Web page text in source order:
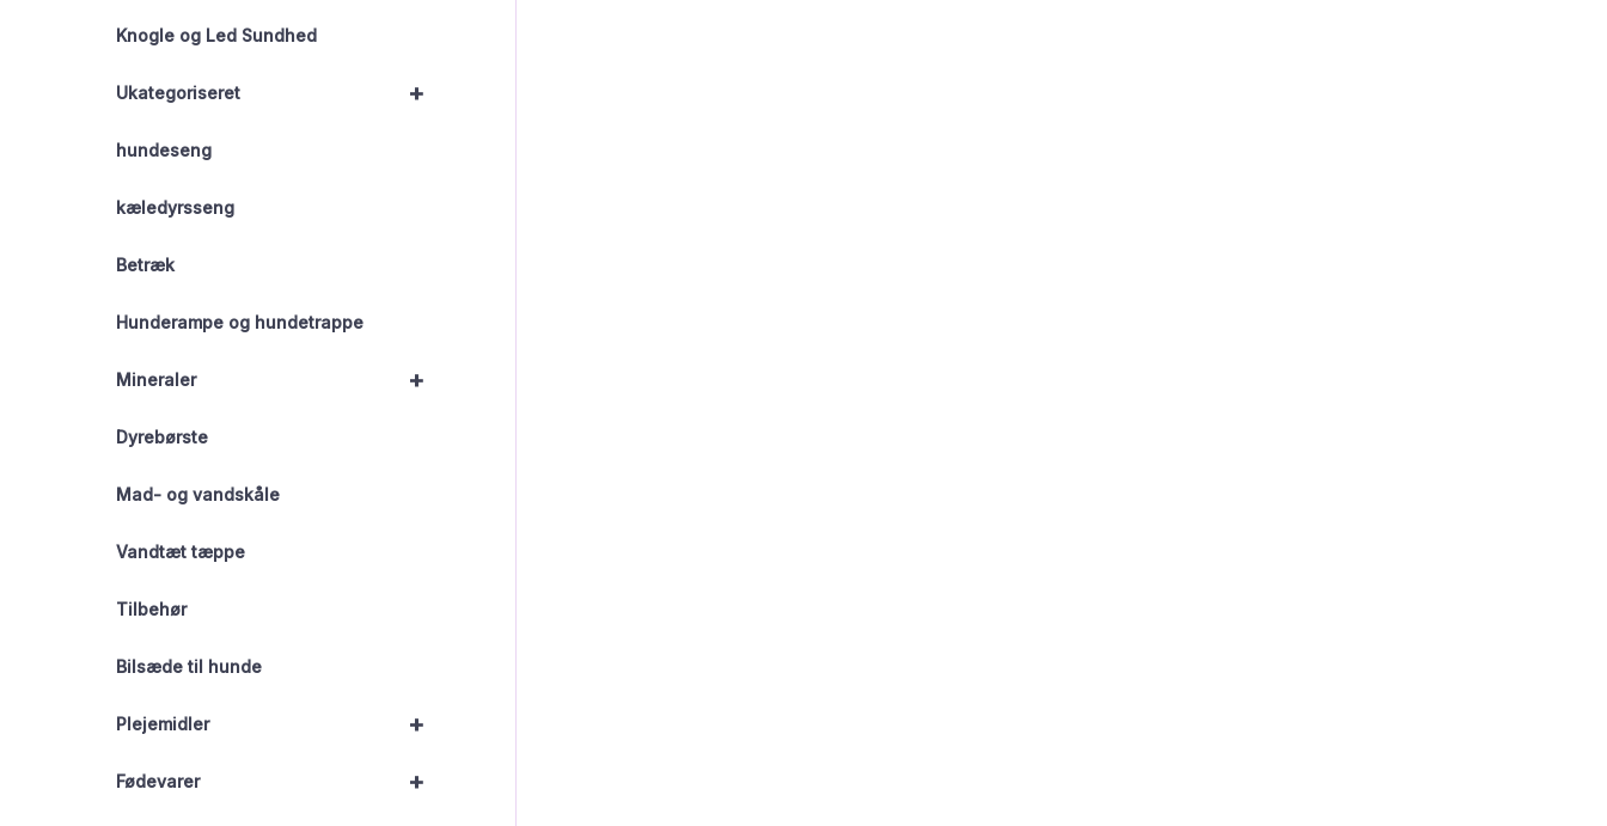
Knogle og Led Sundhed
+
Ukategoriseret
hundeseng
kæledyrsseng
Betræk
Hunderampe og hundetrappe
+
Mineraler
Dyrebørste
Mad- og vandskåle
Vandtæt tæppe
Tilbehør
Bilsæde til hunde
+
Plejemidler
+
Fødevarer